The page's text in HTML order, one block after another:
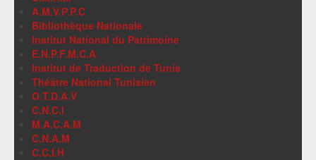
A.M.V.P.P.C
Bibliothèque Nationale
Institut National du Patrimoine
E.N.P.F.M.C.A
Institut de Traduction de Tunis
Théâtre National Tunisien
O.T.D.A.V
C.N.C.I
M.A.C.A.M
C.N.A.M
C.C.I.H